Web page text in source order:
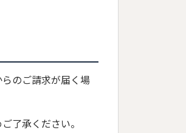
のご請求が届く場
了承ください。